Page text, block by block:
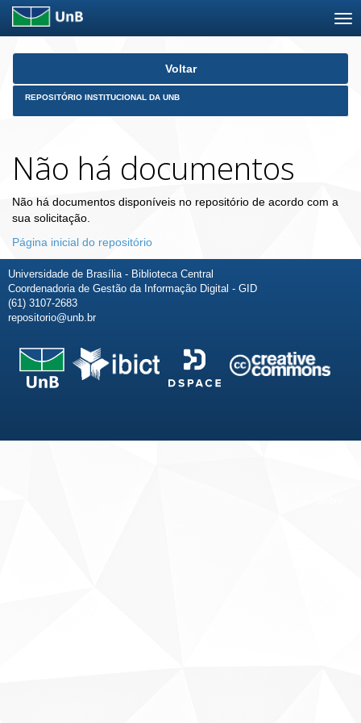
Skip
Voltar
REPOSITÓRIO INSTITUCIONAL DA UNB
Não há documentos
Não há documentos disponíveis no repositório de acordo com a
sua solicitação.
Página inicial do repositório
Universidade de Brasília - Biblioteca Central
Coordenadoria de Gestão da Informação Digital - GID
(61) 3107-2683
repositorio@unb.br